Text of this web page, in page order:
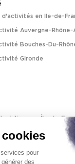
d'activités en Ile-de-
Auvergne-Rhône-
Bouches-Du-
Gironde
en Île-de-
Pas-de-Calais
logistiques en
Du-Rhône
pour
des